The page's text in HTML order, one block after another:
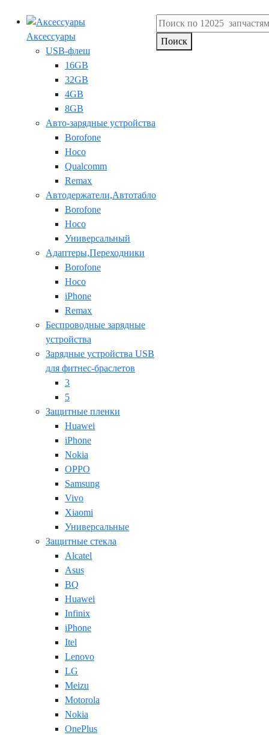
Аксессуары
USB-флеш
16GB
32GB
4GB
8GB
Авто-зарядные устройства
Borofone
Hoco
Qualcomm
Remax
Автодержатели,Автотабло
Borofone
Hoco
Универсальный
Адаптеры,Переходники
Borofone
Hoco
iPhone
Remax
Беспроводные зарядные
устройства
Зарядные устройства USB
для фитнес-браслетов
3
5
Защитные пленки
Huawei
iPhone
Nokia
OPPO
Samsung
Vivo
Xiaomi
Универсальные
Защитные стекла
Alcatel
Asus
BQ
Huawei
Infinix
iPhone
Itel
Lenovo
LG
Meizu
Motorola
Nokia
OnePlus
Поиск